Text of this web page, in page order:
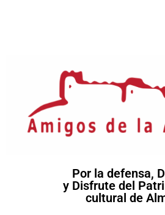
Por la defensa,
y Disfrute del
cultural de